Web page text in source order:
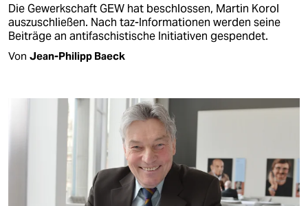
Die Gewerkschaft GEW hat beschlossen, Martin Korol
auszuschließen. Nach taz-Informationen werden seine
Beiträge an antifaschistische Initiativen gespendet.
Von Jean-Philipp Baeck